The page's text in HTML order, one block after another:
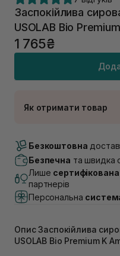
Заспокійлива
USOLAB Bio
1 765₴
Як отримати товар
В наявності
Самовивіз м.
В наявності
Самовивіз м. Львів,
(Duck’s Lake)
В наявності
В наявності
Самовивіз м. Львів,
Безкоштовна
Безпечна та швидка
Лише
партнерів
Персональна
Опис Заспокійлива
USOLAB Bio Premium K